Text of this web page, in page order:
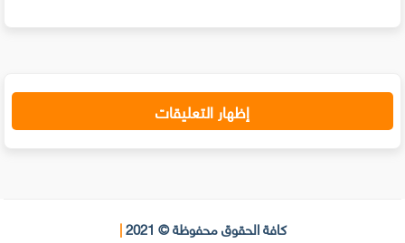
إظهار التعليقات
كافة الحقوق محفوظة © 2021 |